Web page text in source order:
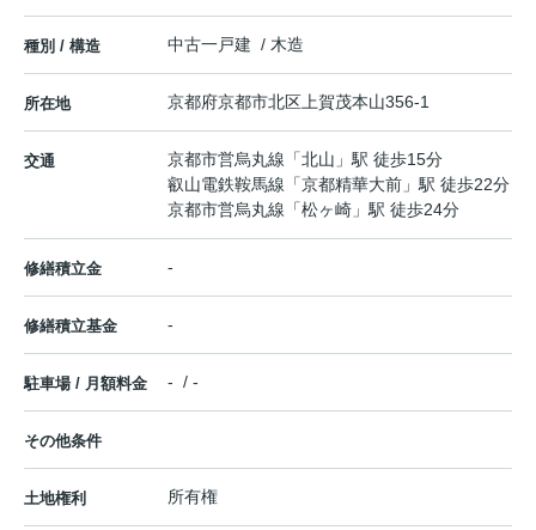
種別 / 構造 中古一戸建 / 木造
所在地 京都府京都市北区 上賀茂本山356-1
交通 京都市営烏丸線 「北山 」駅 徒歩15分
叡山電鉄鞍馬線 「京都精華大前 」駅 徒歩22分
京都市営烏丸線 「松ヶ崎 」駅 徒歩24分
修繕積立金 -
修繕積立基金 -
駐車場 / 月額料金 - / -
その他条件
土地権利 所有権